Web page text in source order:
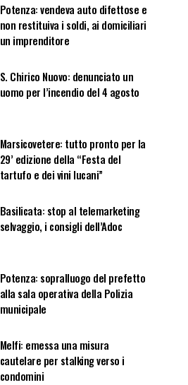
Potenza: vendeva auto difettose e
non restituiva i soldi, ai domiciliari
un imprenditore
S. Chirico Nuovo: denunciato un
uomo per l’incendio del 4 agosto
Marsicovetere: tutto pronto per la
29’ edizione della “Festa del
tartufo e dei vini lucani”
Basilicata: stop al telemarketing
selvaggio, i consigli dell’Adoc
Potenza: sopralluogo del prefetto
alla sala operativa della Polizia
municipale
Melfi: emessa una misura
cautelare per stalking verso i
condomini